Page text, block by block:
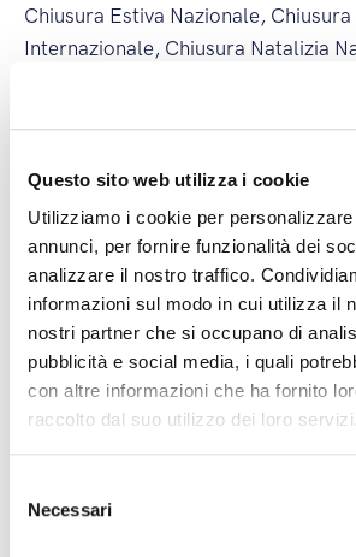
Questo sito web utilizza i cookie
Utilizziamo i cookie per
annunci, per fornire funzionalità dei
analizzare il nostro traffico.
informazioni sul modo in cui utilizza il
nostri partner che si occupano di
pubblicità e social media, i quali
con altre informazioni che ha fornito
raccolto dal suo utilizzo dei loro servizi.
delNecessari
Chiusura Estiva Nazionale,
Internazionale, Chiusura Natalizia
Nazionale Industria Chimica,Fedit -
Italiana Trasportatori, Fermi
Nazionali,ilcittadinomb,Imbarchi
Imbarchi Isole Minori,Incendi,
Pastificio Agricolo,Merano
Champagne Experience,Monza
Wine Experience,Nuova Filiale,
Regionale